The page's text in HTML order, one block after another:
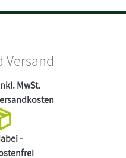
Versand
MwSt.
-